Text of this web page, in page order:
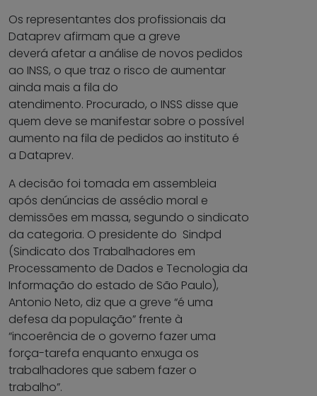
Os representantes dos profissionais da
Dataprev afirmam que a greve
deverá afetar a análise de novos pedidos
ao INSS, o que traz o risco de aumentar
ainda mais a fila do
atendimento. Procurado, o INSS disse que
quem deve se manifestar sobre o possível
aumento na fila de pedidos ao instituto é
a Dataprev.
A decisão foi tomada em assembleia
após denúncias de assédio moral e
demissões em massa, segundo o sindicato
da categoria. O presidente do Sindpd
(Sindicato dos Trabalhadores em
Processamento de Dados e Tecnologia da
Informação do estado de São Paulo),
Antonio Neto, diz que a greve “é uma
defesa da população” frente à
“incoerência de o governo fazer uma
força-tarefa enquanto enxuga os
trabalhadores que sabem fazer o
trabalho”.